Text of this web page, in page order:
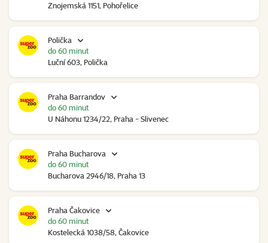
Znojemská 1151, Pohořelice
Polička
Luční 603, Polička
do 60 minut
Praha Barrandov
U Náhonu 1234/22, Praha - Slivenec
do 60 minut
Praha Bucharova
Bucharova 2946/18, Praha 13
do 60 minut
Praha Čakovice
Kostelecká 1038/58, Čakovice
do 60 minut